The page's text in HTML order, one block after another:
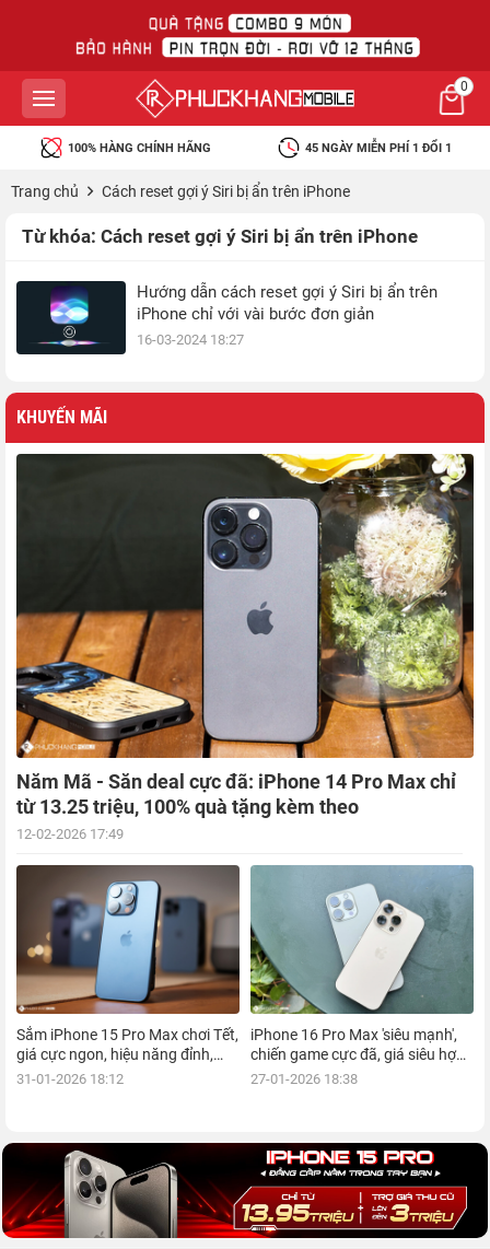
0
100% HÀNG CHÍNH HÃNG 45 NGÀY MIỄN PHÍ 1 ĐỔI 1
Trang chủ Cách reset gợi ý Siri bị ẩn trên iPhone
Từ khóa: Cách reset gợi ý Siri bị ẩn trên iPhone
Hướng dẫn cách reset gợi ý Siri bị ẩn trên
iPhone chỉ với vài bước đơn giản
16-03-2024 18:27
KHUYẾN MÃI
Năm Mã - Săn deal cực đã: iPhone 14 Pro Max chỉ
từ 13.25 triệu, 100% quà tặng kèm theo
12-02-2026 17:49
Sắm iPhone 15 Pro Max chơi Tết,
giá cực ngon, hiệu năng đỉnh,
kèm nhiều ưu đãi, mua ngay!
31-01-2026 18:12
iPhone 16 Pro Max 'siêu mạnh',
chiến game cực đã, giá siêu hợp
lý, mua ngay!
27-01-2026 18:38